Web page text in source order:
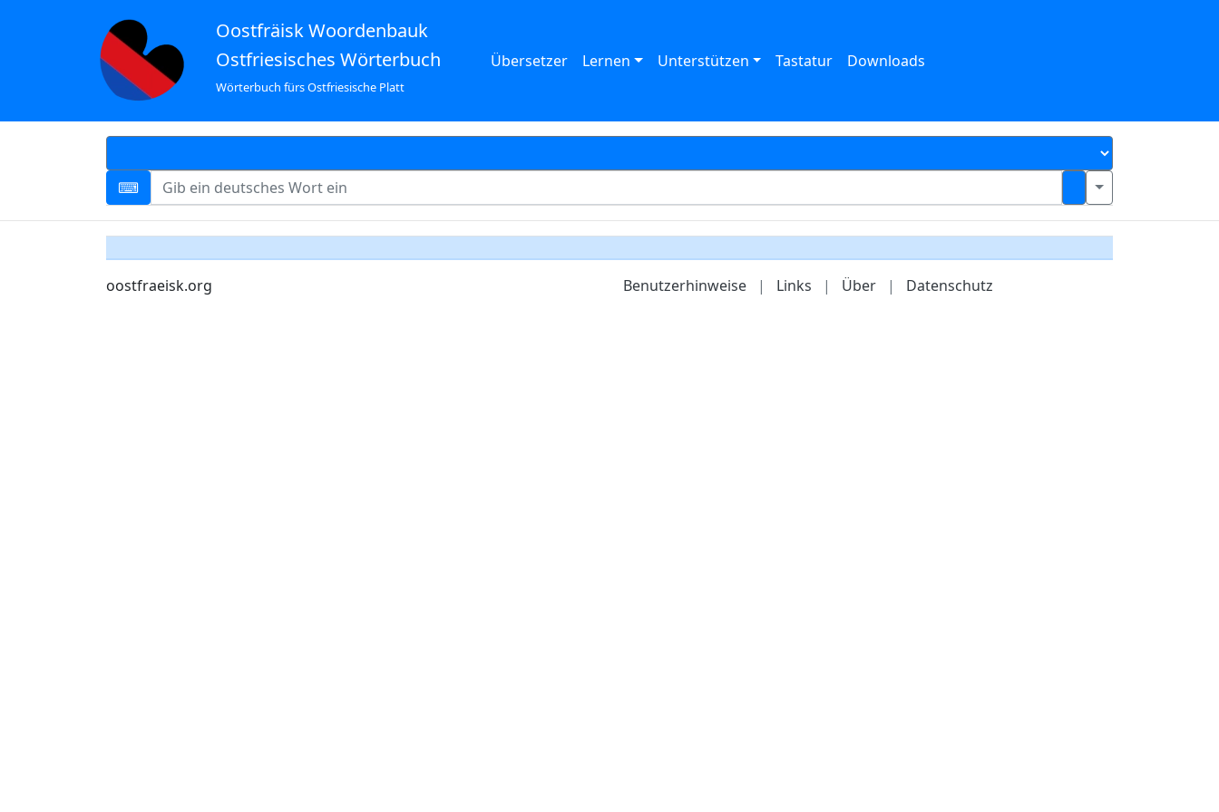
Oostfräisk Woordenbauk
Ostfriesisches Wörterbuch
Wörterbuch fürs Ostfriesische Platt
Übersetzer Lernen Unterstützen Tastatur Downloads
oostfraeisk.org Benutzerhinweise | Links | Über | Datenschutz